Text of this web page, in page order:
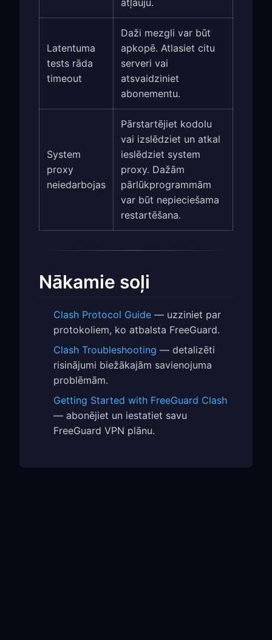
Latentuma
tests rāda
timeout
Daži mezgli var būt
apkopē. Atlasiet citu
serveri vai
atsvaidziniet
abonementu.
System
proxy
neiedarbojas
Pārstartējiet kodolu
vai izslēdziet un atkal
ieslēdziet system
proxy. Dažām
pārlūkprogrammām
var būt nepieciešama
restartēšana.
Nākamie soļi
Clash Protocol Guide — uzziniet par
protokoliem, ko atbalsta FreeGuard.
Clash Troubleshooting — detalizēti
risinājumi biežākajām savienojuma
problēmām.
Getting Started with FreeGuard Clash
— abonējiet un iestatiet savu
FreeGuard VPN plānu.